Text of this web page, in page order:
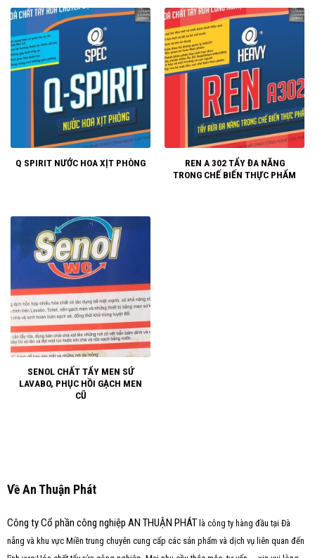
Q SPIRIT NƯỚC HOA XỊT PHÒNG
REN A 302 TẨY ĐA NĂNG
TRONG CHẾ BIẾN THỰC PHẨM
SENOL CHẤT TẨY MEN SỨ
LAVABO, PHỤC HỒI GẠCH MEN
CŨ
Về An Thuận Phát
Công ty Cổ phần công nghiệp AN THUẬN PHÁT là công ty hàng đầu tại Đà
nẵng và khu vực Miền trung chuyên cung cấp các sản phẩm và dịch vụ liên quan đến